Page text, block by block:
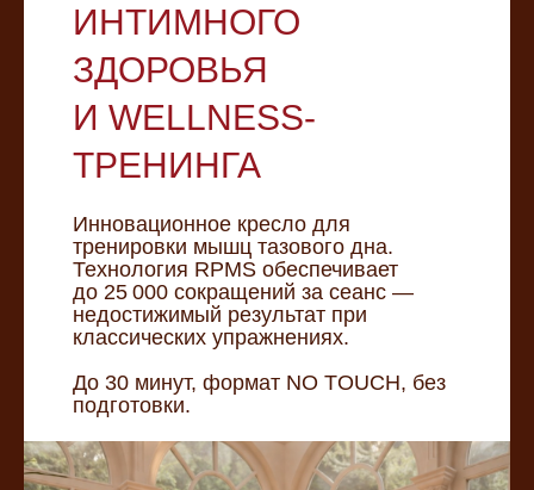
ИНТИМНОГО
ЗДОРОВЬЯ
И WELLNESS-
ТРЕНИНГА
Инновационное кресло для
тренировки мышц тазового дна.
Технология RPMS обеспечивает
до 25 000 сокращений за сеанс —
недостижимый результат при
классических упражнениях.
До 30 минут, формат NO TOUCH, без
подготовки.